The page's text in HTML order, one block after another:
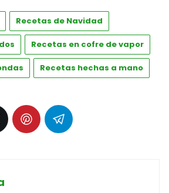
Recetas de Navidad
Recetas en cofre de vapor
Recetas hechas a mano